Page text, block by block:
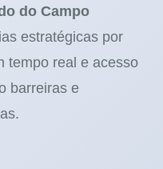
do Campo
estratégicas por
tempo real e acesso
barreiras e